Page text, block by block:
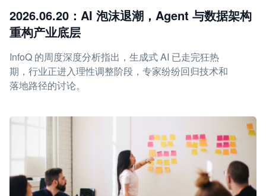
2026.06.20：AI 泡沫退潮，Agent 与数据架构
重构产业底层
InfoQ 的周度深度分析指出，生成式 AI 已走完狂热
期，行业正进入理性调整阶段，专家纷纷回归技术和
落地路径的讨论。